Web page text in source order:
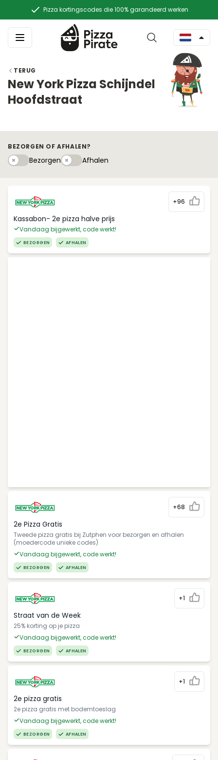
Pizza kortingscodes die 100% garandeerd werken
TERUG
New York Pizza Schijndel
Hoofdstraat
BEZORGEN OF AFHALEN?
BezorgenBezorgenAfhalenyAfhalen
+96
Kassabon- 2e pizza halve prijs
Vandaag bijgewerkt, code werkt!
BEZORGEN AFHALEN
+68
2e Pizza Gratis
Tweede pizza gratis bij Zutphen voor bezorgen en afhalen
(moedercode unieke codes)
Vandaag bijgewerkt, code werkt!
BEZORGEN AFHALEN
+1
Straat van de Week
25% korting op je pizza
Vandaag bijgewerkt, code werkt!
BEZORGEN AFHALEN
+1
2e pizza gratis
2e pizza gratis met bodemtoeslag
Vandaag bijgewerkt, code werkt!
BEZORGEN AFHALEN